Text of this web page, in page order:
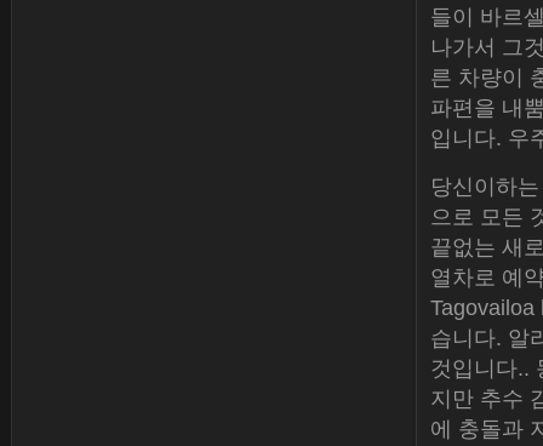
들이 바르
나가서 그
른 차량이
파편을 내
입니다. 우
당신이하
으로 모든
끝없는 새
열차로 예
Tagovailoa
습니다. 알
것입니다..
지만 추수
에 충돌과